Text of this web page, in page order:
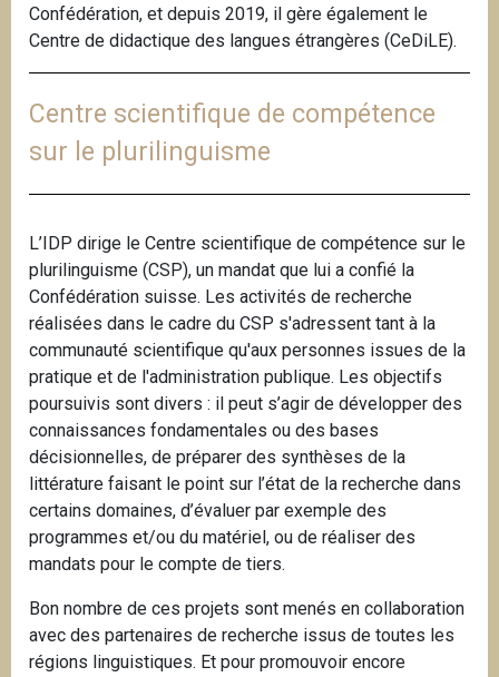
Confédération, et depuis 2019, il gère également le
Centre de didactique des langues étrangères (CeDiLE).
Centre scientifique de compétence
sur le plurilinguisme
L’IDP dirige le Centre scientifique de compétence sur le
plurilinguisme (CSP), un mandat que lui a confié la
Confédération suisse. Les activités de recherche
réalisées dans le cadre du CSP s'adressent tant à la
communauté scientifique qu'aux personnes issues de la
pratique et de l'administration publique. Les objectifs
poursuivis sont divers : il peut s’agir de développer des
connaissances fondamentales ou des bases
décisionnelles, de préparer des synthèses de la
littérature faisant le point sur l’état de la recherche dans
certains domaines, d’évaluer par exemple des
programmes et/ou du matériel, ou de réaliser des
mandats pour le compte de tiers.
Bon nombre de ces projets sont menés en collaboration
avec des partenaires de recherche issus de toutes les
régions linguistiques. Et pour promouvoir encore